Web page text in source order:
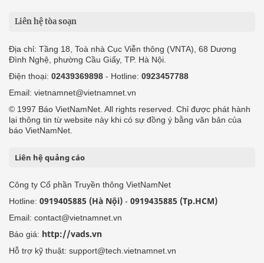
Liên hệ tòa soạn
Địa chỉ: Tầng 18, Toà nhà Cục Viễn thông (VNTA), 68 Dương
Đình Nghệ, phường Cầu Giấy, TP. Hà Nội.
Điện thoại: 02439369898 - Hotline: 0923457788
Email: vietnamnet@vietnamnet.vn
© 1997 Báo VietNamNet. All rights reserved. Chỉ được phát hành
lại thông tin từ website này khi có sự đồng ý bằng văn bản của
báo VietNamNet.
Liên hệ quảng cáo
Công ty Cổ phần Truyền thông VietNamNet
Hotline: 0919405885 (Hà Nội) - 0919435885 (Tp.HCM)
Email: contact@vietnamnet.vn
Báo giá: http://vads.vn
Hỗ trợ kỹ thuật: support@tech.vietnamnet.vn